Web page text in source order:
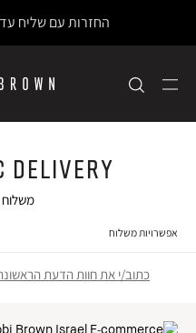
החזרות עם שליח
Delivery
אפשרויות משלוח
כתוב/י את חוות הדעת